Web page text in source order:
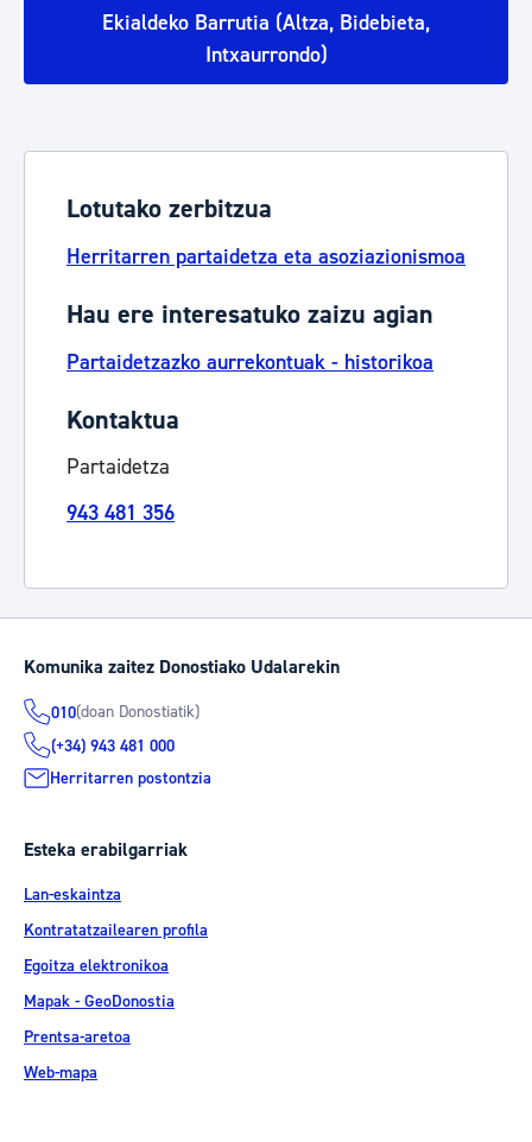
Ekialdeko Barrutia (Altza, Bidebieta,
Intxaurrondo)
Lotutako zerbitzua
Herritarren partaidetza eta asoziazionismoa
Hau ere interesatuko zaizu agian
Partaidetzazko aurrekontuak - historikoa
Kontaktua
Partaidetza
943 481 356
Komunika zaitez Donostiako Udalarekin
010(doan Donostiatik)
(+34) 943 481 000
Herritarren postontzia
Esteka erabilgarriak
Lan-eskaintza
Kontratatzailearen profila
Egoitza elektronikoa
Mapak - GeoDonostia
Prentsa-aretoa
Web-mapa